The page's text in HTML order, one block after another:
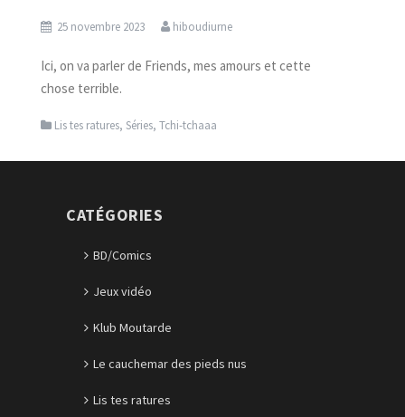
25 novembre 2023 hiboudiurne
Ici, on va parler de Friends, mes amours et cette
chose terrible.
Lis tes ratures, Séries, Tchi-tchaaa
CATÉGORIES
BD/Comics
Jeux vidéo
Klub Moutarde
Le cauchemar des pieds nus
Lis tes ratures